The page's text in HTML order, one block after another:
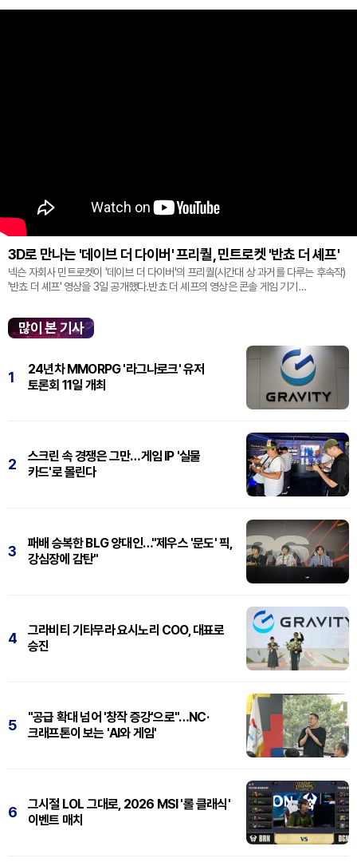
3D로 만나는 '데이브 더 다이버' 프리퀄, 민트로켓 '반쵸 더 셰프'
넥슨 자회사 민트로켓이 '데이브 더 다이버'의 프리퀄(시간대 상 과거를 다루는 후속작)
'반쵸 더 셰프' 영상을 3일 공개했다.반쵸 더 셰프의 영상은 콘솔 게임 기기
많이 본 기사
1
24년차 MMORPG '라그나로크' 유저
토론회 11일 개최
2
스크린 속 경쟁은 그만…게임 IP '실물
카드'로 몰린다
3
패배 승복한 BLG 양대인…"제우스 '문도' 픽,
강심장에 감탄"
4
그라비티 기타무라 요시노리 COO, 대표로
승진
5
"공급 확대 넘어 '창작 증강'으로"…NC·
크래프톤이 보는 'AI와 게임'
6
그시절 LOL 그대로, 2026 MSI '롤 클래식'
이벤트 매치